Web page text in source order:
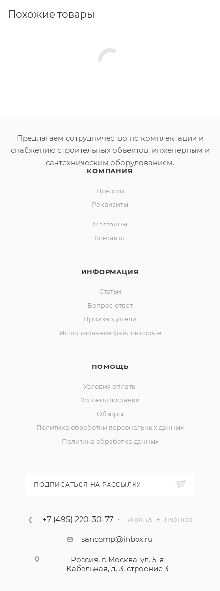
Похожие товары
Предлагаем сотрудничество по комплектации и
снабжению строительных объектов, инженерным и
сантехническим оборудованием.
КОМПАНИЯ
Новости
Реквизиты
Магазины
Контакты
ИНФОРМАЦИЯ
Статьи
Вопрос-ответ
Производители
Использование файлов cookie
ПОМОЩЬ
Условия оплаты
Условия доставки
Обзоры
Политика обработки персональных данных
Политика обработка данных
ПОДПИСАТЬСЯ НА РАССЫЛКУ
+7 (495) 220-30-77 ЗАКАЗАТЬ ЗВОНОК
sancomp@inbox.ru
Россия, г. Москва, ул. 5-я
Кабельная, д. 3, строение 3